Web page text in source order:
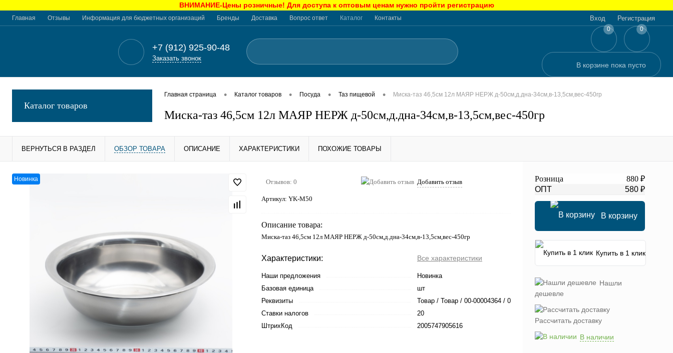
ВНИМАНИЕ-Цены розничные! Для доступа к оптовым ценам нужно пройти регистрацию
Главная Отзывы Информация для бюджетных организаций Бренды Доставка Вопрос ответ Каталог Контакты Вход Регистрация
+7 (912) 925-90-48
Заказать звонок
0 0
В корзине пока пусто
Каталог товаров
Главная страница • Каталог товаров • Посуда • Таз пищевой • Миска-таз 46,5см 12л МАЯР НЕРЖ д-50см,д.дна-34см,в-13,5см,вес-450гр
Миска-таз 46,5см 12л МАЯР НЕРЖ д-50см,д.дна-34см,в-13,5см,вес-450гр
ВЕРНУТЬСЯ В РАЗДЕЛ ОБЗОР ТОВАРА ОПИСАНИЕ ХАРАКТЕРИСТИКИ ПОХОЖИЕ ТОВАРЫ
Новинка Отзывов: 0 Добавить отзыв
Артикул: YK-M50
Описание товара:
Миска-таз 46,5см 12л МАЯР НЕРЖ д-50см,д.дна-34см,в-13,5см,вес-450гр
Характеристики: Все характеристики
Наши предложения
Новинка
Базовая единица
шт
Реквизиты
Товар / Товар / 00-00004364 / 0
Ставки налогов
20
ШтрихКод
2005747905616
Розница
880 ₽
ОПТ
580 ₽
В корзину
Купить в 1 клик
Нашли
дешевле
Рассчитать доставку
В наличии